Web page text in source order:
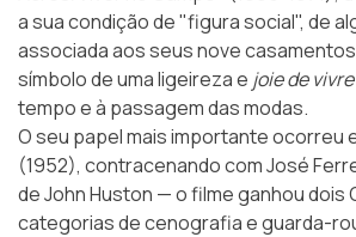
a sua condição de "figura social", de
associada aos seus nove
símbolo de uma ligeireza e joie de vivre
tempo e à passagem das modas.
O seu papel mais importante ocorreu
(1952), contracenando com José
de John Huston — o filme ganhou dois
categorias de cenografia e guarda-